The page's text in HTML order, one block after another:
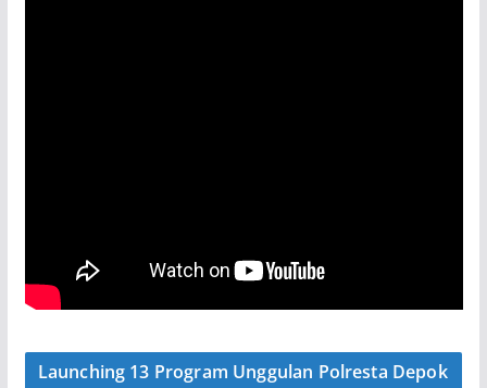
Launching 13 Program Unggulan Polresta Depok